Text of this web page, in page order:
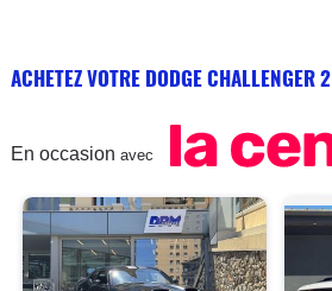
ACHETEZ VOTRE DODGE CHALLENGER 2
En occasion avec